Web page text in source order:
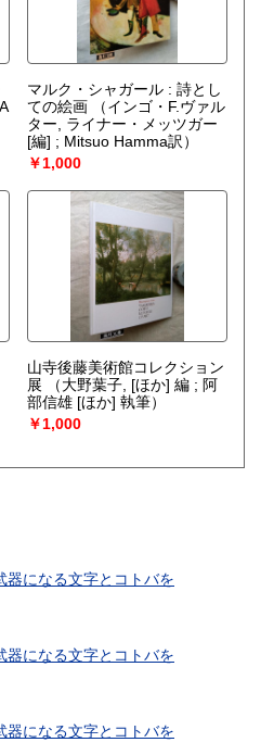
マルク・シャガール : 詩とし
ての絵画
（インゴ・F.ヴァル
ター, ライナー・メッツガー
[編] ; Mitsuo Hamma訳）
￥1,000
山寺後藤美術館コレクション
展
（大野葉子, [ほか] 編 ; 阿
部信雄 [ほか] 執筆）
￥1,000
になる文字とコトバを
になる文字とコトバを
になる文字とコトバを